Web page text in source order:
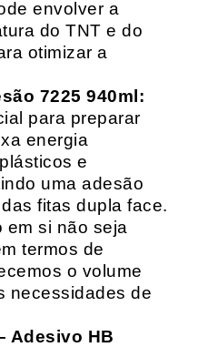
envolver a
do TNT e do
otimizar a
7225 940ml:
para preparar
energia
e
uma adesão
fitas dupla face.
em si não seja
termos de
o volume
necessidades de
Adesivo HB